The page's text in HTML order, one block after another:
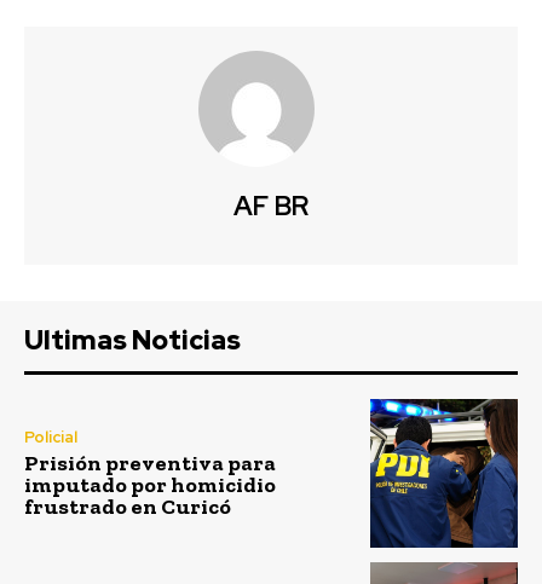
AF BR
Ultimas Noticias
Policial
Prisión preventiva para
imputado por homicidio
frustrado en Curicó